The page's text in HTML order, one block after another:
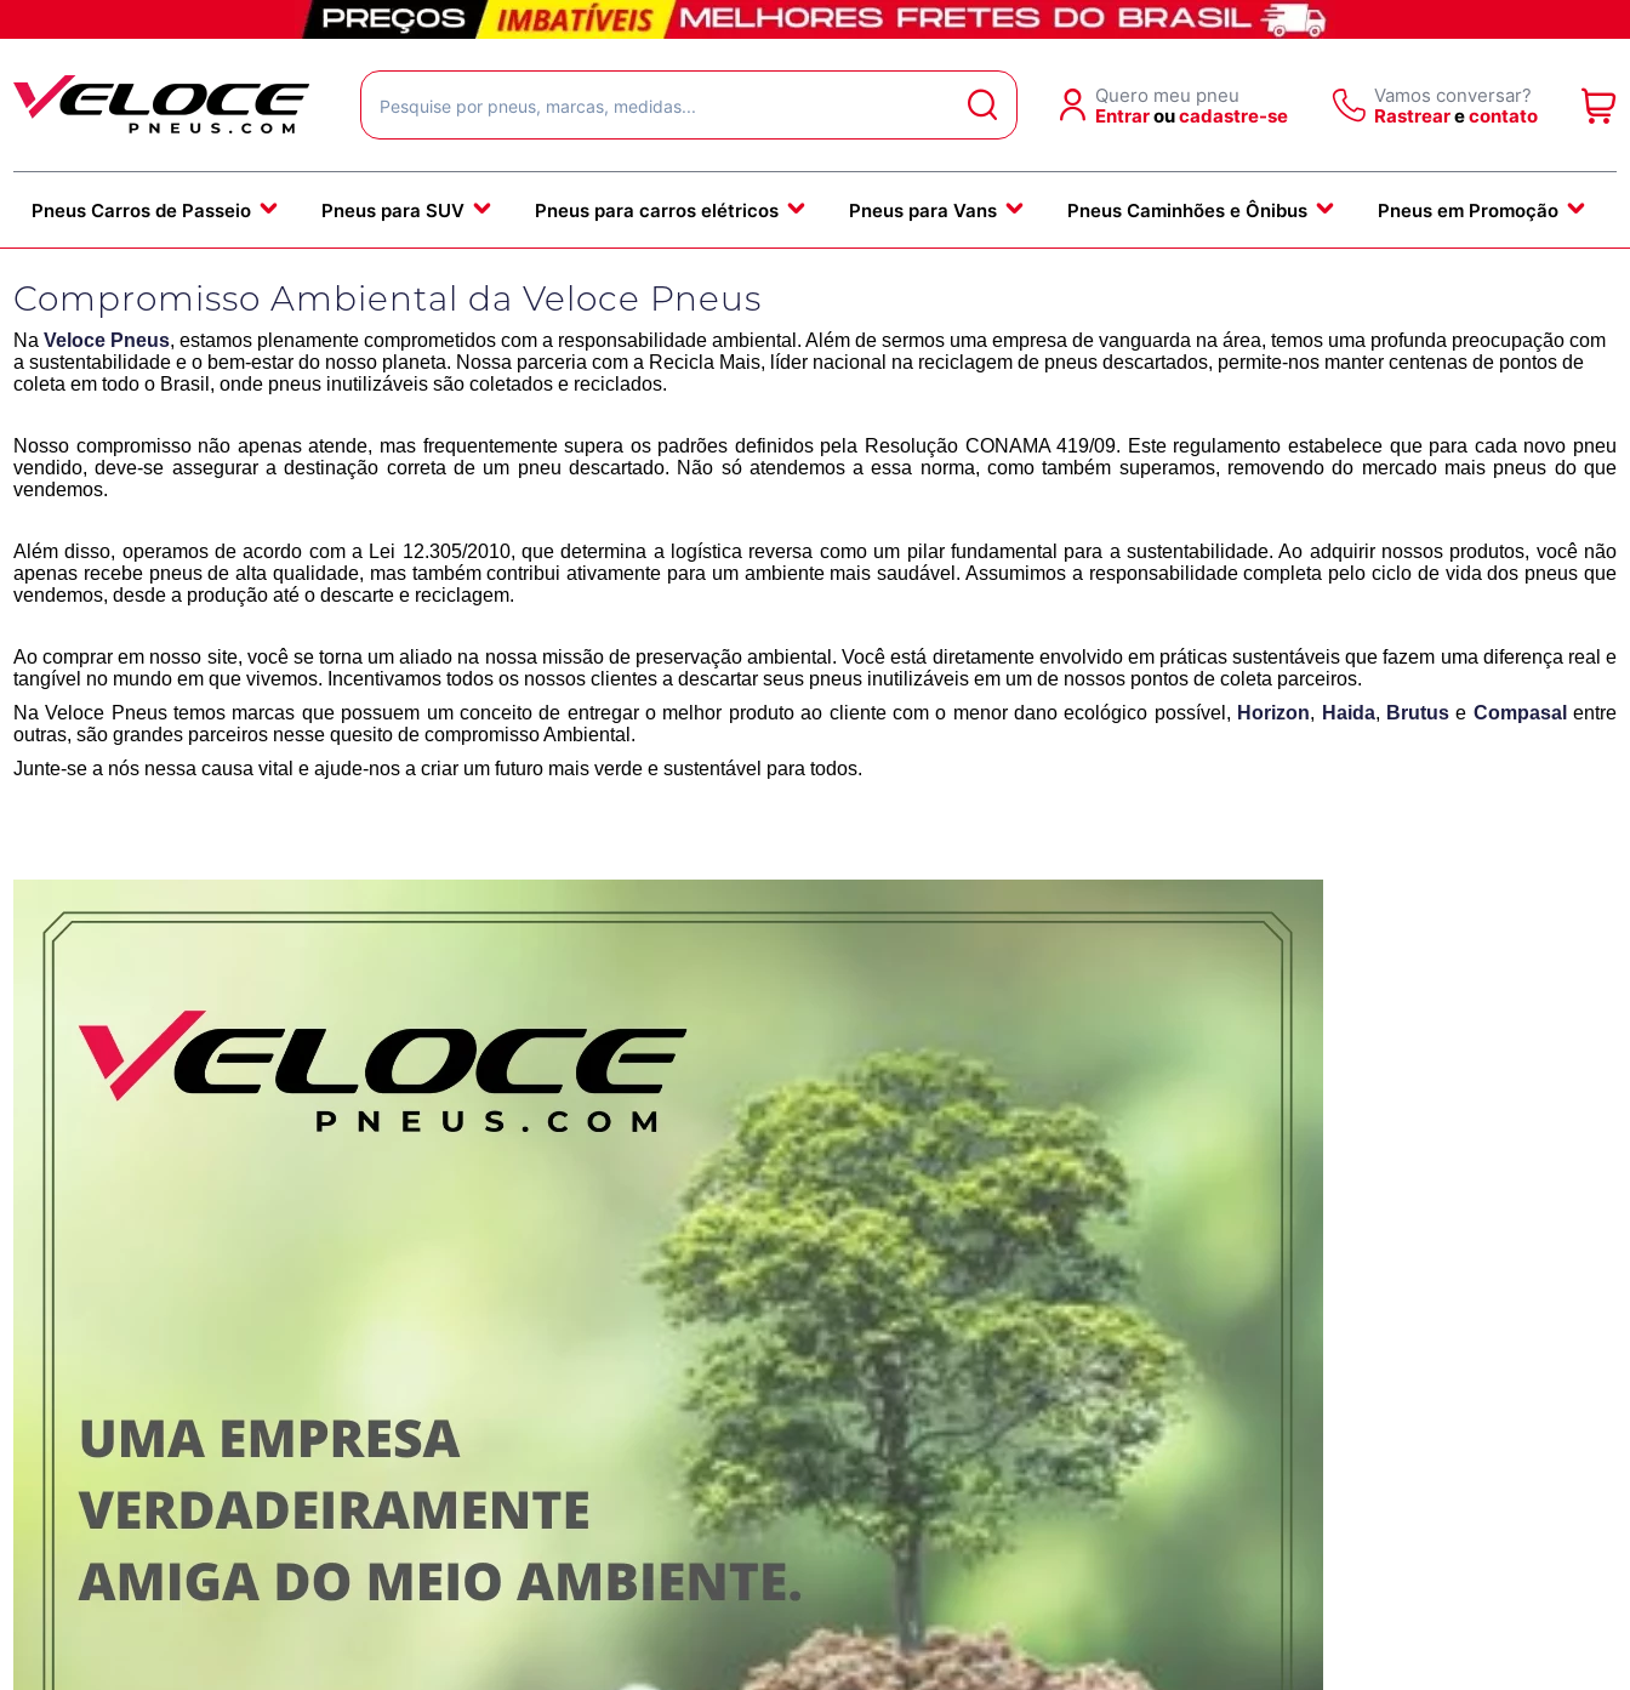
Quero meu pneu
Entraroucadastre-se
Vamos conversar?
Rastrearecontato
Pneus Carros de Passeio Pneus para SUV Pneus para carros elétricos Pneus para Vans Pneus Caminhões e Ônibus Pneus em Promoção
Compromisso Ambiental da Veloce Pneus
Na Veloce Pneus, estamos plenamente comprometidos com a responsabilidade ambiental. Além de sermos uma empresa de vanguarda na área, temos uma profunda preocupação com
a sustentabilidade e o bem-estar do nosso planeta. Nossa parceria com a Recicla Mais, líder nacional na reciclagem de pneus descartados, permite-nos manter centenas de pontos de
coleta em todo o Brasil, onde pneus inutilizáveis são coletados e reciclados.
Nosso compromisso não apenas atende, mas frequentemente supera os padrões definidos pela Resolução CONAMA 419/09. Este regulamento estabelece que para cada novo pneu
vendido, deve-se assegurar a destinação correta de um pneu descartado. Não só atendemos a essa norma, como também superamos, removendo do mercado mais pneus do que
vendemos.
Além disso, operamos de acordo com a Lei 12.305/2010, que determina a logística reversa como um pilar fundamental para a sustentabilidade. Ao adquirir nossos produtos, você não
apenas recebe pneus de alta qualidade, mas também contribui ativamente para um ambiente mais saudável. Assumimos a responsabilidade completa pelo ciclo de vida dos pneus que
vendemos, desde a produção até o descarte e reciclagem.
Ao comprar em nosso site, você se torna um aliado na nossa missão de preservação ambiental. Você está diretamente envolvido em práticas sustentáveis que fazem uma diferença real e
tangível no mundo em que vivemos. Incentivamos todos os nossos clientes a descartar seus pneus inutilizáveis em um de nossos pontos de coleta parceiros.
Na Veloce Pneus temos marcas que possuem um conceito de entregar o melhor produto ao cliente com o menor dano ecológico possível, Horizon, Haida, Brutuse Compasal entre
outras, são grandes parceiros nesse quesito de compromisso Ambiental.
Junte-se a nós nessa causa vital e ajude-nos a criar um futuro mais verde e sustentável para todos.